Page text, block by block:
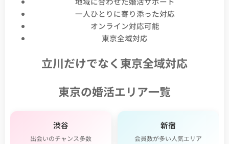
一人ひとりに寄り添った対応
オンライン対応可能
東京全域対応
立川だけでなく東京全域対応
東京の婚活エリア一覧
渋谷
出会いのチャンス多数
新宿
会員数が多い人気エリア